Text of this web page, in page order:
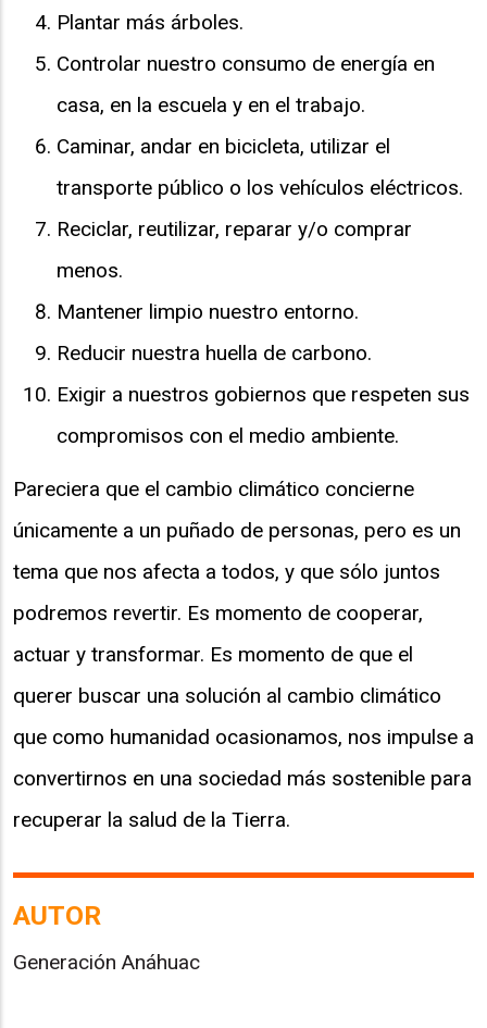
Plantar más árboles.
Controlar nuestro consumo de energía en
casa, en la escuela y en el trabajo.
Caminar, andar en bicicleta, utilizar el
transporte público o los vehículos eléctricos.
Reciclar, reutilizar, reparar y/o comprar
menos.
Mantener limpio nuestro entorno.
Reducir nuestra huella de carbono.
Exigir a nuestros gobiernos que respeten sus
compromisos con el medio ambiente.
Pareciera que el cambio climático concierne
únicamente a un puñado de personas, pero es un
tema que nos afecta a todos, y que sólo juntos
podremos revertir. Es momento de cooperar,
actuar y transformar. Es momento de que el
querer buscar una solución al cambio climático
que como humanidad ocasionamos, nos impulse a
convertirnos en una sociedad más sostenible para
recuperar la salud de la Tierra.
AUTOR
Generación Anáhuac